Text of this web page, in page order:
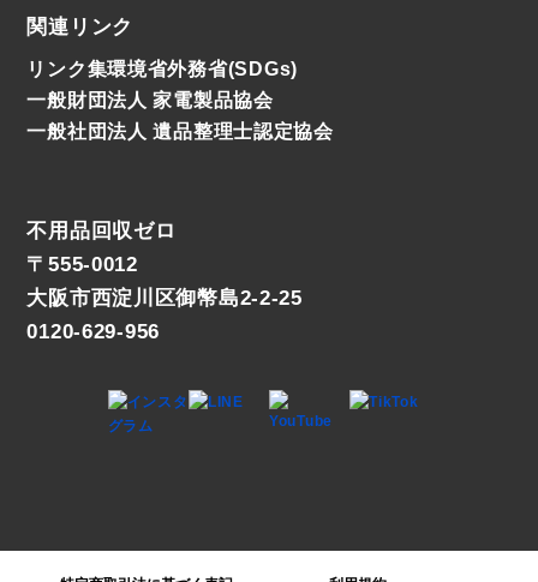
関連リンク
リンク集環境省外務省(SDGs)
一般財団法人 家電製品協会
一般社団法人 遺品整理士認定協会
不用品回収ゼロ
〒555-0012
大阪市西淀川区御幣島2-2-25
0120-629-956